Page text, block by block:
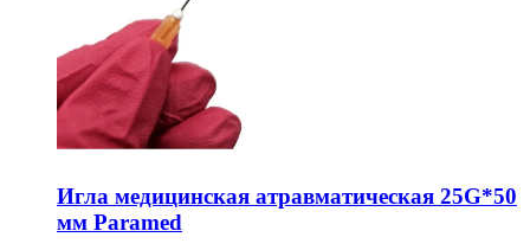
Игла медицинская атравматическая 25G*50
мм Paramed